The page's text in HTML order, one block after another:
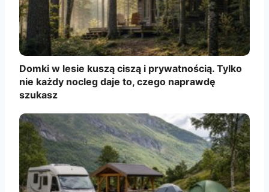
Domki w lesie kuszą ciszą i prywatnością. Tylko
nie każdy nocleg daje to, czego naprawdę
szukasz